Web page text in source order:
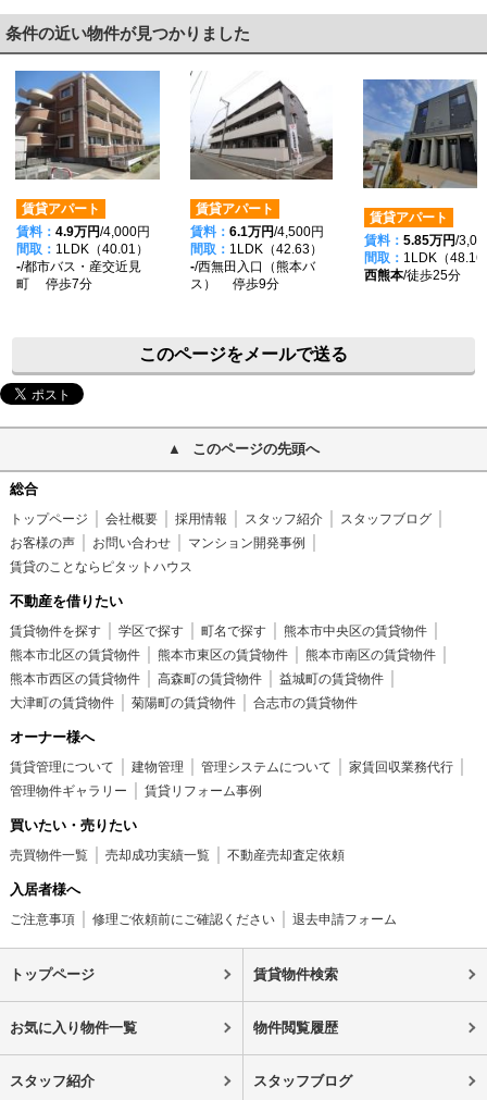
条件の近い物件が見つかりました
賃貸アパート
賃料： 4.9万円/4,000円
間取： 1LDK（40.01）
-/都市バス・産交近見
町 停歩7分
賃貸アパート
賃料： 6.1万円/4,500円
間取： 1LDK（42.63）
-/西無田入口（熊本バ
ス） 停歩9分
賃貸アパート
賃料： 5.85万円/
間取： 1LDK（48.16
西熊本/徒歩25分
このページをメールで送る
このページの先頭へ
総合
トップページ 会社概要 採用情報 スタッフ紹介
スタッフブログ
お客様の声
お問い合わせ
マンション開発事例
賃貸のことならピタットハウス
不動産を借りたい
賃貸物件を探す 学区で探す 町名で探す
熊本市中央区の賃貸物件
熊本市北区の賃貸物件
熊本市東区の賃貸物件
熊本市南区の賃貸物件
熊本市西区の賃貸物件
高森町の賃貸物件
益城町の賃貸物件
大津町の賃貸物件
菊陽町の賃貸物件 合志市の賃貸物件
オーナー様へ
賃貸管理について 建物管理 管理システムについて
家賃回収業務代行
管理物件ギャラリー
賃貸リフォーム事例
買いたい・売りたい
売買物件一覧 売却成功実績一覧 不動産売却査定依頼
入居者様へ
ご注意事項 修理ご依頼前にご確認ください 退去申請フォーム
トップページ 賃貸物件検索
お気に入り物件一覧 物件閲覧履歴
スタッフ紹介 スタッフブログ